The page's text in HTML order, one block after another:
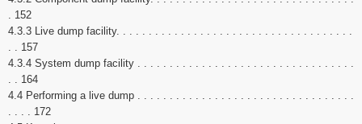
. 152
4.3.3 Live dump facility. . . . . . . . . . . . . . . . . . . . . . . . . . . . . . . . . . . . .
. . 157
4.3.4 System dump facility . . . . . . . . . . . . . . . . . . . . . . . . . . . . . . . . . .
. . 164
4.4 Performing a live dump . . . . . . . . . . . . . . . . . . . . . . . . . . . . . . . . . .
. . . . 172